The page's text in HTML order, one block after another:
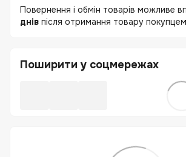
Повернення і обмін товарів можливе
днів після отримання товару
Поширити у соцмережах